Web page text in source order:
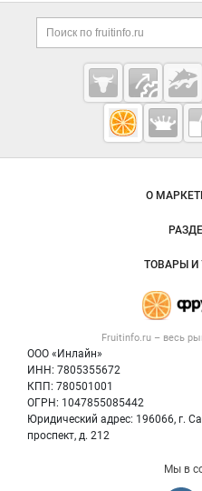
Дополнительная
Cсылки на
Fruitinfo.ru
— рынок
фруктов
Важные разделы и
Fruitinfo.ru – весь
ООО «Инлайн»
ИНН: 7805355672
КПП: 780501001
ОГРН: 1047855085442
Юридический адрес: 196066, г.
проспект, д. 212
Навигация по сайту
О
Новости
Политика
ТОВАРЫ И
Готовая
Мы в